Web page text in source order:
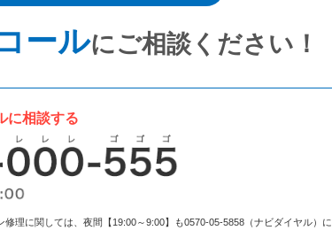
ールにご相談ください！
に相談する
理に関しては、夜間【19:00～9:00】も0570-05-5858（ナビダイヤル）に